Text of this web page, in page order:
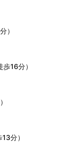
）
16分）
分）